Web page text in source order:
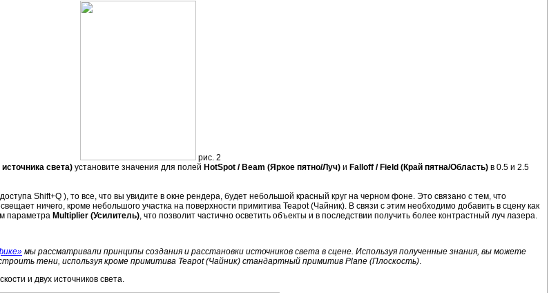
рис. 2
света) установите значения для полей HotSpot / Beam (Яркое пятно/Луч) и Falloff / Field (Край пятна/Область) в 0.5 и 2.5
Shift+Q ), то все, что вы увидите в окне рендера, будет небольшой красный круг на черном фоне. Это связано с тем, что
ничего, кроме небольшого участка на поверхности примитива Teapot (Чайник). В связи с этим необходимо добавить в сцену как
параметра Multiplier (Усилитель) , что позволит частично осветить объекты и в последствии получить более контрастный луч лазера.
мы рассматривали принципы создания и расстановки источников света в сцене. Используя полученные знания, вы можете
тени, используя кроме примитива Teapot (Чайник) стандартный примитив Plane (Плоскость)
и двух источников света.